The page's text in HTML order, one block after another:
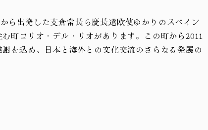
ら出発した支倉常長ら慶長遣欧使ゆかりのスペイン
町コリオ・デル・リオがあります。この町から2011
を込め、日本と海外との文化交流のさらなる発展の